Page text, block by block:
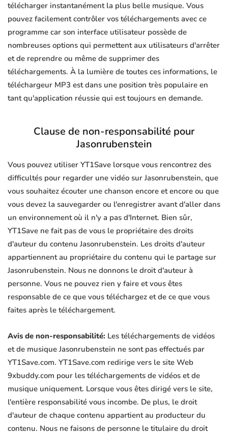
télécharger instantanément la plus belle musique. Vous
pouvez facilement contrôler vos téléchargements avec ce
programme car son interface utilisateur possède de
nombreuses options qui permettent aux utilisateurs d'arrêter
et de reprendre ou même de supprimer des
téléchargements. À la lumière de toutes ces informations, le
téléchargeur MP3 est dans une position très populaire en
tant qu'application réussie qui est toujours en demande.
Clause de non-responsabilité pour
Jasonrubenstein
Vous pouvez utiliser YT1Save lorsque vous rencontrez des
difficultés pour regarder une vidéo sur Jasonrubenstein, que
vous souhaitez écouter une chanson encore et encore ou que
vous devez la sauvegarder ou l'enregistrer avant d'aller dans
un environnement où il n'y a pas d'Internet. Bien sûr,
YT1Save ne fait pas de vous le propriétaire des droits
d'auteur du contenu Jasonrubenstein. Les droits d'auteur
appartiennent au propriétaire du contenu qui le partage sur
Jasonrubenstein. Nous ne donnons le droit d'auteur à
personne. Vous ne pouvez rien y faire et vous êtes
responsable de ce que vous téléchargez et de ce que vous
faites après le téléchargement.
Avis de non-responsabilité: Les téléchargements de vidéos
et de musique Jasonrubenstein ne sont pas effectués par
YT1Save.com. YT1Save.com redirige vers le site Web
9xbuddy.com pour les téléchargements de vidéos et de
musique uniquement. Lorsque vous êtes dirigé vers le site,
l'entière responsabilité vous incombe. De plus, le droit
d'auteur de chaque contenu appartient au producteur du
contenu. Nous ne faisons de personne le titulaire du droit